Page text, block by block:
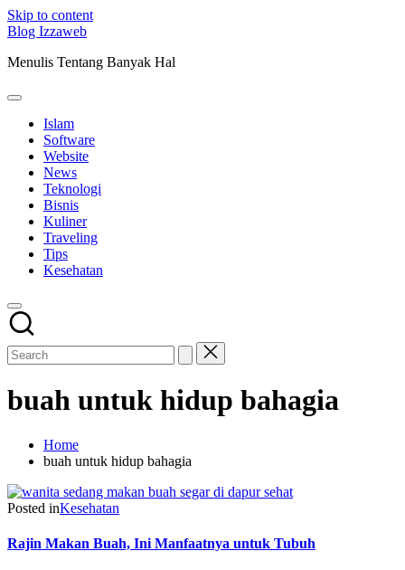
Skip to content
Blog Izzaweb
Menulis Tentang Banyak Hal
Islam
Software
Website
News
Teknologi
Bisnis
Kuliner
Traveling
Tips
Kesehatan
buah untuk hidup bahagia
Home
buah untuk hidup bahagia
Posted inKesehatan
Rajin Makan Buah, Ini Manfaatnya untuk Tubuh